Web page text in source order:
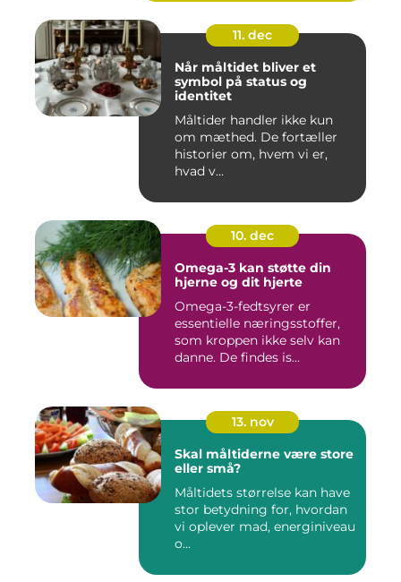
11. dec
Når måltidet bliver et
symbol på status og
identitet
Måltider handler ikke kun
om mæthed. De fortæller
historier om, hvem vi er,
hvad v...
10. dec
Omega-3 kan støtte din
hjerne og dit hjerte
Omega-3-fedtsyrer er
essentielle næringsstoffer,
som kroppen ikke selv kan
danne. De findes is...
13. nov
Skal måltiderne være store
eller små?
Måltidets størrelse kan have
stor betydning for, hvordan
vi oplever mad, energiniveau
o...